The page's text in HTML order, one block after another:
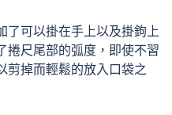
了可以掛在手上以及掛鉤上
捲尺尾部的弧度，即使不習
剪掉而輕鬆的放入口袋之